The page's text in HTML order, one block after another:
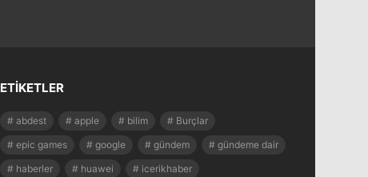
ETIKETLER
abdest apple bilim
Burçlar
epic games
google gündem
gündeme dair
haberler
huawei
icerikhaber